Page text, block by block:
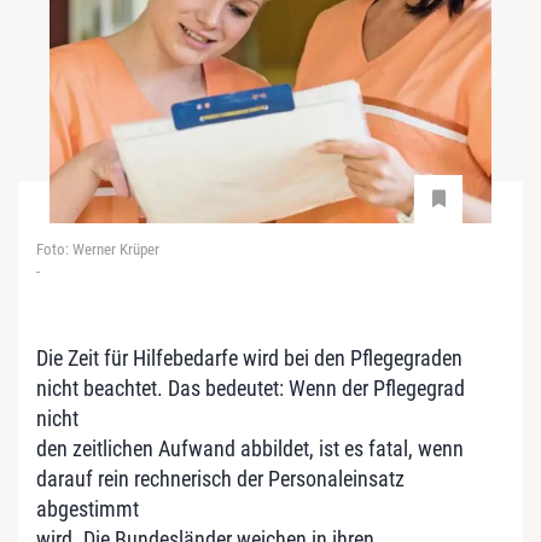
Foto: Werner Krüper
-
Die Zeit für Hilfebedarfe wird bei den Pflegegraden
nicht beachtet. Das bedeutet: Wenn der Pflegegrad
nicht
den zeitlichen Aufwand abbildet, ist es fatal, wenn
darauf rein rechnerisch der Personaleinsatz
abgestimmt